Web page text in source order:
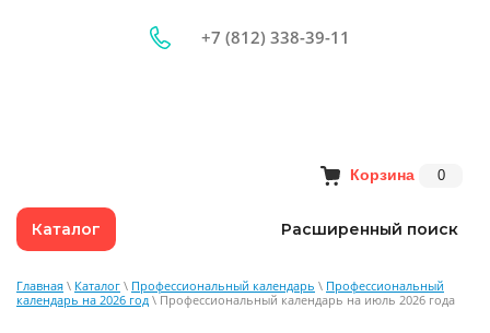
+7 (812) 338-39-11
Корзина 0
Каталог Расширенный поиск
Главная \ Каталог \ Профессиональный календарь \ Профессиональный
календарь на 2026 год \ Профессиональный календарь на июль 2026 года